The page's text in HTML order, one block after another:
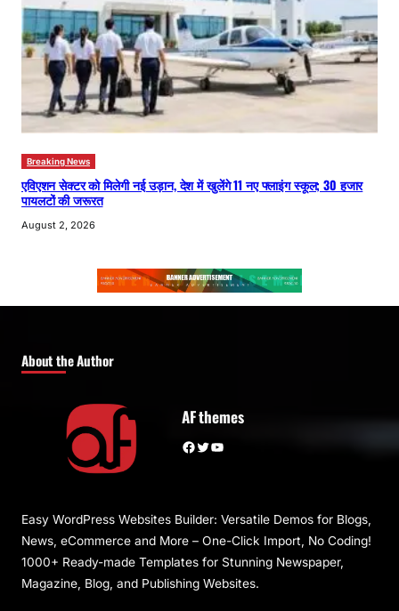
Breaking News
एविएशन सेक्टर को मिलेगी नई उड़ान, देश में खुलेंगे 11 नए फ्लाइंग स्कूल; 30 हजार
पायलटों की जरूरत
August 2, 2026
About the Author
AF themes
Facebook Twitter YouTube
Easy WordPress Websites Builder: Versatile Demos for Blogs,
News, eCommerce and More – One-Click Import, No Coding!
1000+ Ready-made Templates for Stunning Newspaper,
Magazine, Blog, and Publishing Websites.